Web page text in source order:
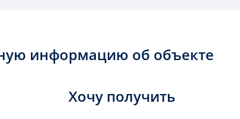
информацию об объекте
Хочу получить